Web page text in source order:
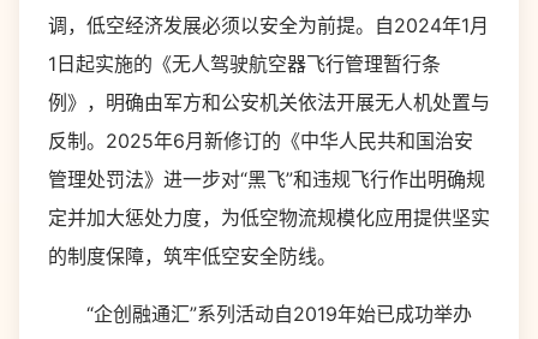
调，低空经济发展必须以安全为前提。自2024年1月
1日起实施的《无人驾驶航空器飞行管理暂行条
例》，明确由军方和公安机关依法开展无人机处置与
反制。2025年6月新修订的《中华人民共和国治安
管理处罚法》进一步对“黑飞”和违规飞行作出明确规
定并加大惩处力度，为低空物流规模化应用提供坚实
的制度保障，筑牢低空安全防线。
“企创融通汇”系列活动自2019年始已成功举办